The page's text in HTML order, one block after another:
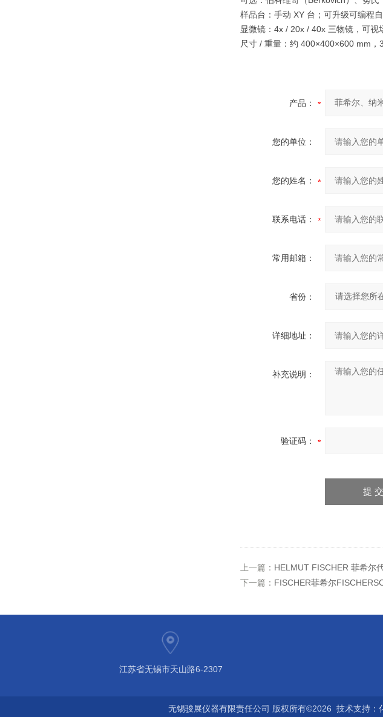
样品台：手动 XY 台；可升级可编程
显微镜：4x / 20x / 40x 三物镜，可视
尺寸 / 重量：约 400×400×600 mm，
产品：
您的单位：
您的姓名：
联系电话：
常用邮箱：
省份：
详细地址：
补充说明：
验证码：
上一篇： HELMUT FISCHER 菲希尔
下一篇： FISCHER菲希尔
江苏省无锡市天山路6-2307
无锡骏展仪器有限责任公司 版权所有©2026 技术支持：